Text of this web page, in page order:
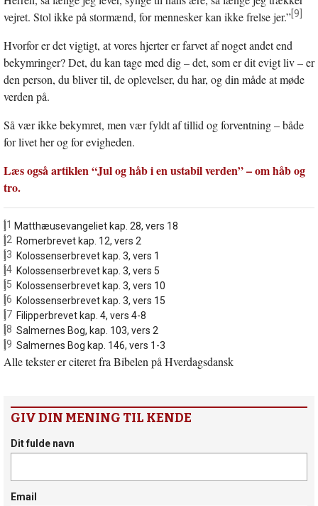
vejret. Stol ikke på stormænd, for mennesker kan ikke frelse jer.” [9]
Hvorfor er det vigtigt, at vores hjerter er farvet af noget andet end
bekymringer? Det, du kan tage med dig – det, som er dit evigt liv – er
den person, du bliver til, de oplevelser, du har, og din måde at møde
verden på.
Så vær ikke bekymret, men vær fyldt af tillid og forventning – både
for livet her og for evigheden.
Læs også artiklen “Jul og håb i en ustabil verden” – om håb og
tro.
Matthæusevangeliet kap. 28, vers 18
Romerbrevet kap. 12, vers 2
Kolossenserbrevet kap. 3, vers 1
Kolossenserbrevet kap. 3, vers 5
Kolossenserbrevet kap. 3, vers 10
Kolossenserbrevet kap. 3, vers 15
Filipperbrevet kap. 4, vers 4-8
Salmernes Bog, kap. 103, vers 2
Salmernes Bog kap. 146, vers 1-3
Alle tekster er citeret fra Bibelen på Hverdagsdansk
GIV DIN MENING TIL KENDE
Dit fulde navn
Email